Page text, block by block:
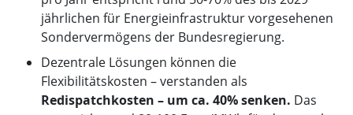
jährlichen für Energieinfrastruktur vorgesehenen
Sondervermögens der Bundesregierung.
Dezentrale Lösungen können die
Flexibilitätskosten – verstanden als
Redispatchkosten – um ca. 40% senken. Das